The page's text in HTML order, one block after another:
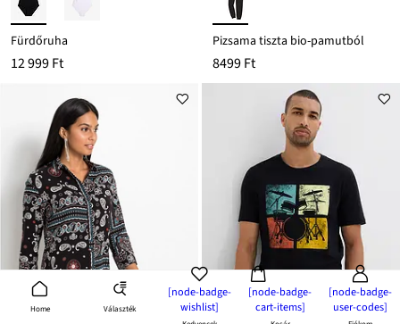
Home Választék
[node-badge-
wishlist]
[node-badge-
cart-items]
[node-badge-
user-codes]
Fürdőruha
12 999 Ft
Pizsama tiszta bio-pamutból
8499 Ft